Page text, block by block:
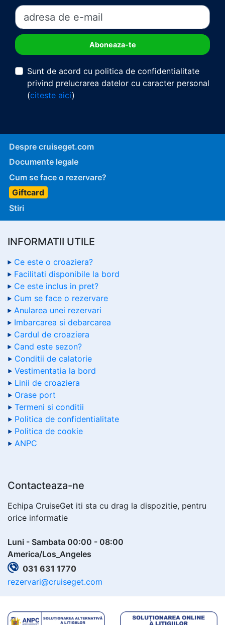
Sunt de acord cu politica de confidentialitate
privind prelucrarea datelor cu caracter personal
(citeste aici)
Despre cruiseget.com
Documente legale
Cum se face o rezervare?
Giftcard
Stiri
INFORMATII UTILE
Ce este o croaziera?
Facilitati disponibile la bord
Ce este inclus in pret?
Cum se face o rezervare
Anularea unei rezervari
Imbarcarea si debarcarea
Cardul de croaziera
Cand este sezon?
Conditii de calatorie
Vestimentatia la bord
Linii de croaziera
Orase port
Termeni si conditii
Politica de confidentialitate
Politica de cookie
ANPC
Contacteaza-ne
Echipa CruiseGet iti sta cu drag la dispozitie, pentru
orice informatie
Luni - Sambata 00:00 - 08:00
America/Los_Angeles
031 631 1770
rezervari@cruiseget.com